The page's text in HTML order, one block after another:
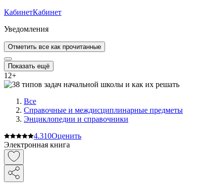
КабинетКабинет
Уведомления
Отметить все как прочитанные
Показать ещё
12+
Все
Справочные и междисциплинарные предметы
Энциклопедии и справочники
4.310Оценить
Электронная книга